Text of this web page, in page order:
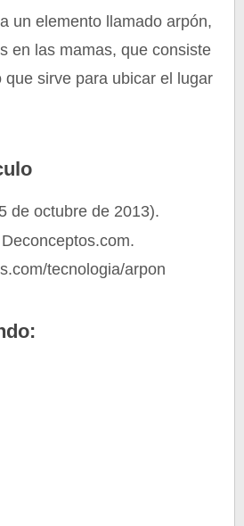
un elemento llamado arpón,
en las mamas, que consiste
que sirve para ubicar el lugar
de octubre de 2013).
tecnologia/arpon